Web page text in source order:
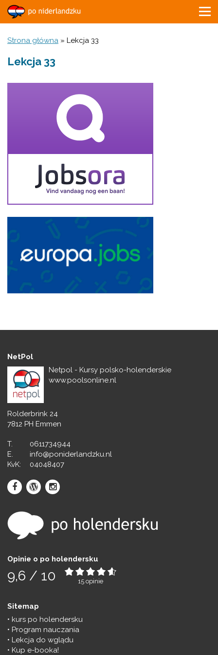
Strona główna » Lekcja 33
Lekcja 33
NetPol
Netpol - Kursy polsko-holenderskie
www.poolsonline.nl
Rolderbrink 24
7812 PH Emmen
T.
0611734944
E.
info@poniderlandzku.nl
KvK:
04048407
Opinie o po holendersku
9,6 / 10 15 opinie
Sitemap
kurs po holendersku
Program nauczania
Lekcja do wglądu
Kup e-booka!